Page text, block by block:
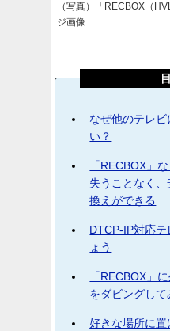
（写真）「RECBOX（
ジ画像
なぜ他のテレ
い？
「RECBOX」
失うことなく
換えができる
DTCP-IP対応
ょう
「RECBOX」
をダビングして
好きな場所に